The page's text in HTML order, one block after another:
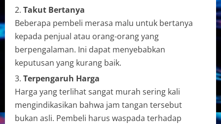
Takut Bertanya
Beberapa pembeli merasa malu untuk bertanya
kepada penjual atau orang-orang yang
berpengalaman. Ini dapat menyebabkan
keputusan yang kurang baik.
Terpengaruh Harga
Harga yang terlihat sangat murah sering kali
mengindikasikan bahwa jam tangan tersebut
bukan asli. Pembeli harus waspada terhadap